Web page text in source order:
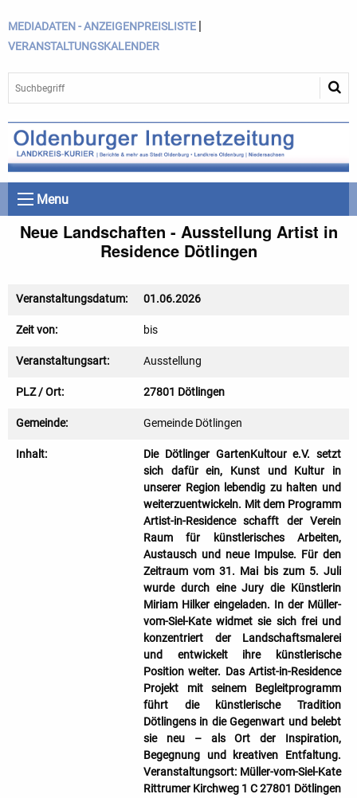
MEDIADATEN - ANZEIGENPREISLISTE |
VERANSTALTUNGSKALENDER
Menu
Neue Landschaften - Ausstellung Artist in
Residence Dötlingen
Veranstaltungsdatum: 01.06.2026
Zeit von: bis
Veranstaltungsart: Ausstellung
PLZ / Ort: 27801 Dötlingen
Gemeinde: Gemeinde Dötlingen
Inhalt:
Die Dötlinger GartenKultour e.V. setzt
sich dafür ein, Kunst und Kultur in
unserer Region lebendig zu halten und
weiterzuentwickeln. Mit dem Programm
Artist-in-Residence schafft der Verein
Raum für künstlerisches Arbeiten,
Austausch und neue Impulse. Für den
Zeitraum vom 31. Mai bis zum 5. Juli
wurde durch eine Jury die Künstlerin
Miriam Hilker eingeladen. In der Müller-
vom-Siel-Kate widmet sie sich frei und
konzentriert der Landschaftsmalerei
und entwickelt ihre künstlerische
Position weiter. Das Artist-in-Residence
Projekt mit seinem Begleitprogramm
führt die künstlerische Tradition
Dötlingens in die Gegenwart und belebt
sie neu – als Ort der Inspiration,
Begegnung und kreativen Entfaltung.
Veranstaltungsort: Müller-vom-Siel-Kate
Rittrumer Kirchweg 1 C 27801 Dötlingen